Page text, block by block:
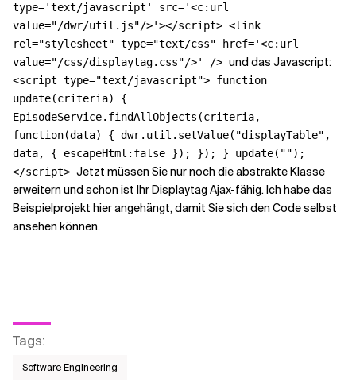
type='text/javascript' src='<c:url
value="/dwr/util.js"/>'></script> <link
rel="stylesheet" type="text/css" href='<c:url
value="/css/displaytag.css"/>' /> und das Javascript:
<script type="text/javascript"> function
update(criteria) {
EpisodeService.findAllObjects(criteria,
function(data) { dwr.util.setValue("displayTable",
data, { escapeHtml:false }); }); } update("");
</script> Jetzt müssen Sie nur noch die abstrakte Klasse
erweitern und schon ist Ihr Displaytag Ajax-fähig. Ich habe das
Beispielprojekt hier angehängt, damit Sie sich den Code selbst
ansehen können.
Tags:
Software Engineering